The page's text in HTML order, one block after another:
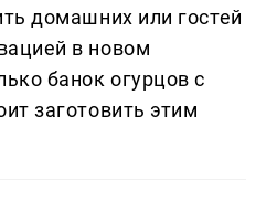
домашних или гостей
в новом
банок огурцов с
заготовить этим